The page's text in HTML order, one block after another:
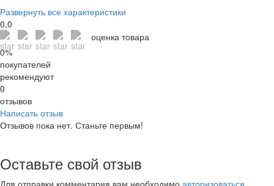
Развернуть все характеристики
0,0
оценка товара
0%
покупателей
рекомендуют
0
отзывов
Написать отзыв
Отзывов пока нет. Станьте первым!
Оставьте свой отзыв
Для отправки комментария вам необходимо авторизоваться.